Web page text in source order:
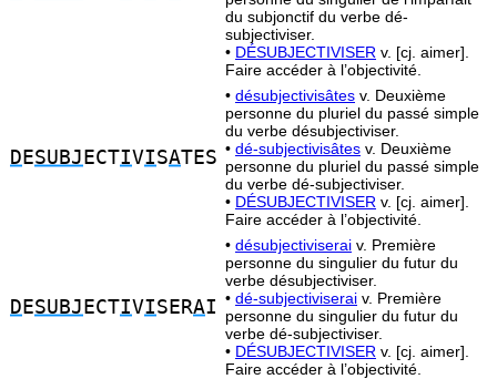
du subjonctif du verbe dé-
subjectiviser.
• DÉSUBJECTIVISER v. [cj. aimer].
Faire accéder à l’objectivité.
D ESUBJ ECTIVISATES
• désubjectivisâtes v. Deuxième
personne du pluriel du passé simple
du verbe désubjectiviser.
• dé-subjectivisâtes v. Deuxième
personne du pluriel du passé simple
du verbe dé-subjectiviser.
• DÉSUBJECTIVISER v. [cj. aimer].
Faire accéder à l’objectivité.
D ESUBJ ECTIVISERAI
• désubjectiviserai v. Première
personne du singulier du futur du
verbe désubjectiviser.
• dé-subjectiviserai v. Première
personne du singulier du futur du
verbe dé-subjectiviser.
• DÉSUBJECTIVISER v. [cj. aimer].
Faire accéder à l’objectivité.